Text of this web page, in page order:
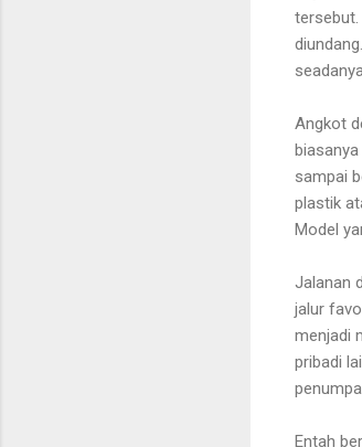
Angkot
sampai
plastik
Model
Jalanan
jalur
menjadi
pribadi
Entah